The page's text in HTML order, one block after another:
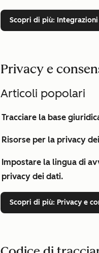
Scopri di più: Integrazioni
Privacy e
Articoli popolari
Tracciare la base
Risorse per la privacy
Impostare la lingua di
privacy dei dati.
Scopri di più: Privacy e